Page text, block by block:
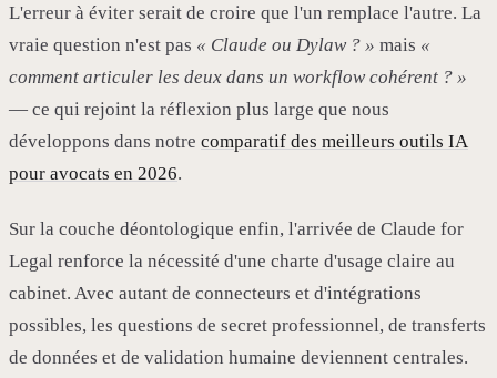
L'erreur à éviter serait de croire que l'un remplace l'autre. La
vraie question n'est pas « Claude ou Dylaw ? » mais «
comment articuler les deux dans un workflow cohérent ? »
— ce qui rejoint la réflexion plus large que nous
développons dans notre comparatif des meilleurs outils IA
pour avocats en 2026.
Sur la couche déontologique enfin, l'arrivée de Claude for
Legal renforce la nécessité d'une charte d'usage claire au
cabinet. Avec autant de connecteurs et d'intégrations
possibles, les questions de secret professionnel, de transferts
de données et de validation humaine deviennent centrales.